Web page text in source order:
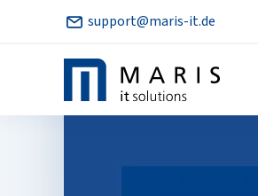
support@maris-it.de